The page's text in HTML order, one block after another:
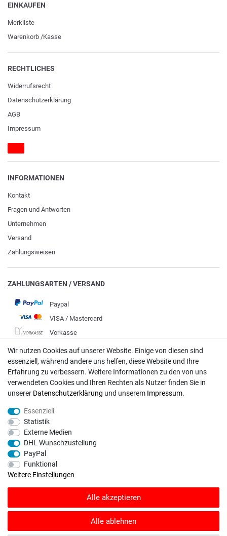
EINKAUFEN
Merkliste
Warenkorb /Kasse
RECHTLICHES
Widerrufs­recht
Daten­schutz­erklärung
AGB
Impressum
INFORMATIONEN
Kontakt
Fragen und Antworten
Unternehmen
Versand
Zahlungsweisen
ZAHLUNGSARTEN / VERSAND
Paypal
VISA / Mastercard
Vorkasse
DHL
Deutsche Post
Bei Fragen wenden Sie sich direkt an unser Service-Team.
info@rasentraktoren-motoren.de
MA-Versand GmbH, 53925 Kall, In der Laach 1-3
SHOPVOTE Bewertungen. SHOPVOTE setzt automatische und manuelle
Wir nutzen Cookies auf unserer Website. Einige von diesen sind
essenziell, während andere uns helfen, diese Website und Ihre
Erfahrung zu verbessern. Weitere Informationen zu den von uns
verwendeten Cookies und Ihren Rechten als Nutzer finden Sie in
unserer Daten­schutz­erklärung und unserem Impressum.
Essenziell
Statistik
Externe Medien
DHL Wunschzustellung
PayPal
Funktional
Weitere Einstellungen
Alle akzeptieren
Alle ablehnen